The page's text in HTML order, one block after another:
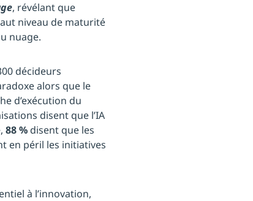
, révélant que
niveau de maturité
nuage.
décideurs
alors que le
d’exécution du
disent que l’IA
88 % disent que les
en péril les initiatives
à l’innovation,